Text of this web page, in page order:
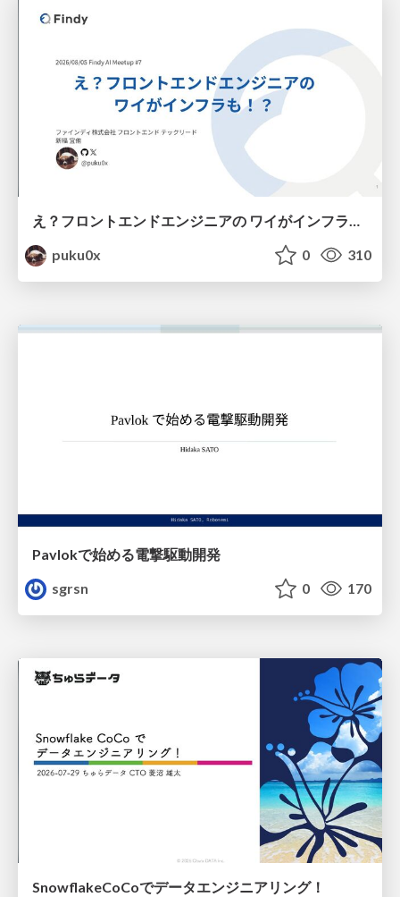
え？フロントエンドエンジニアの ワイがインフラも！？
puku0x
0 310
Pavlokで始める電撃駆動開発
sgrsn
0 170
SnowflakeCoCoでデータエンジニアリング！